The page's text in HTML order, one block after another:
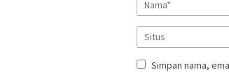
Simpan nama,